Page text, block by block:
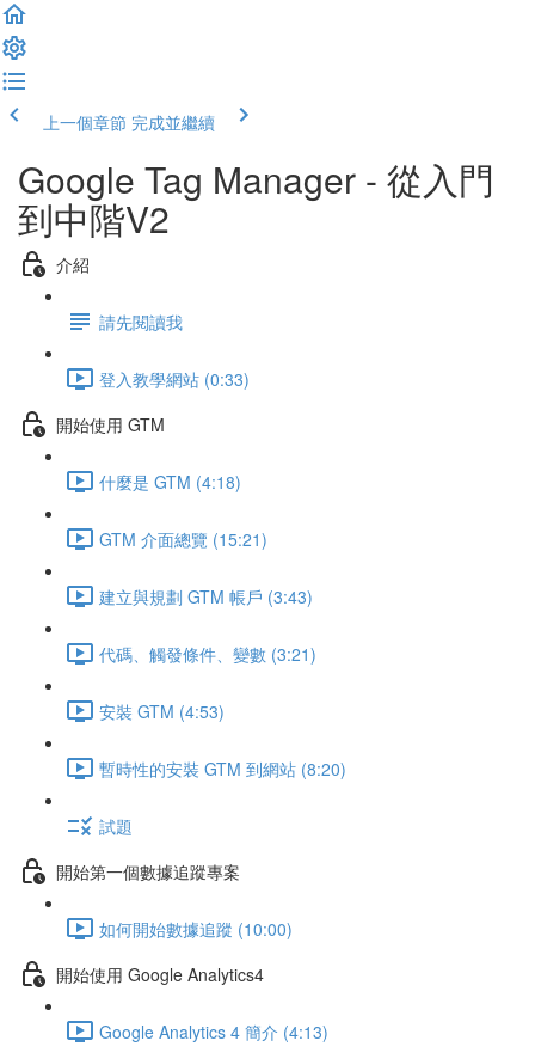
上一個章節 完成並繼續
Google Tag Manager - 從入門
到中階V2
介紹
請先閱讀我
登入教學網站 (0:33)
開始使用 GTM
什麼是 GTM (4:18)
GTM 介面總覽 (15:21)
建立與規劃 GTM 帳戶 (3:43)
代碼、觸發條件、變數 (3:21)
安裝 GTM (4:53)
暫時性的安裝 GTM 到網站 (8:20)
試題
開始第一個數據追蹤專案
如何開始數據追蹤 (10:00)
開始使用 Google Analytics4
Google Analytics 4 簡介 (4:13)